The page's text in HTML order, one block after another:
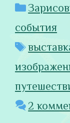
Рубрики
события
Метки
2